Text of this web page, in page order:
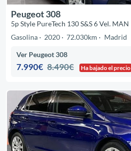
Peugeot 308
5p Style PureTech 130 S&S 6 Vel. MAN
Gasolina
2020 72.030km Madrid
Ver Peugeot 308
7.990€ 8.490€ Ha bajado el precio